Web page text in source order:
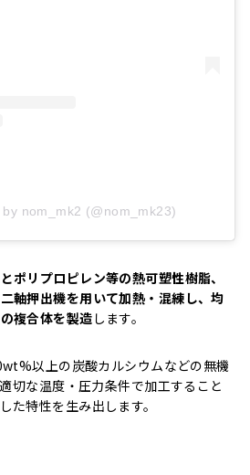
nom_mk2 (@nom_mk23)
ポリプロピレン等の熱可塑性樹脂、
軸押出機を用いて加熱・混練し、均
複合体を製造 します。
以上の炭酸カルシウムなどの無機
切な温度・圧力条件で加工すること
た特性を生み出します。